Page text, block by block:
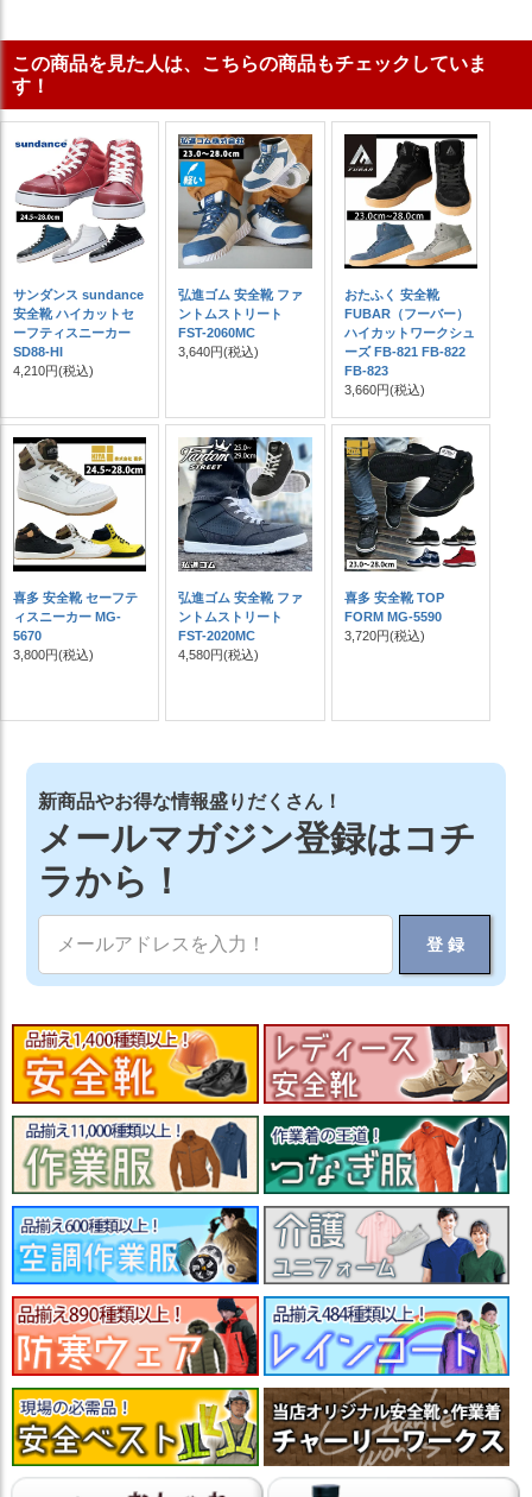
この商品を見た人は、こちらの商品もチェックしていま
す！
サンダンス sundance
安全靴 ハイカットセ
ーフティスニーカー
SD88-HI
4,210円(税込)
弘進ゴム 安全靴 ファ
ントムストリート
FST-2060MC
3,640円(税込)
おたふく 安全靴
FUBAR（フーバー）
ハイカットワークシュ
ーズ FB-821 FB-822
FB-823
3,660円(税込)
喜多 安全靴 セーフテ
ィスニーカー MG-
5670
3,800円(税込)
弘進ゴム 安全靴 ファ
ントムストリート
FST-2020MC
4,580円(税込)
喜多 安全靴 TOP
FORM MG-5590
3,720円(税込)
新商品やお得な情報盛りだくさん！
メールマガジン登録はコチ
ラから！